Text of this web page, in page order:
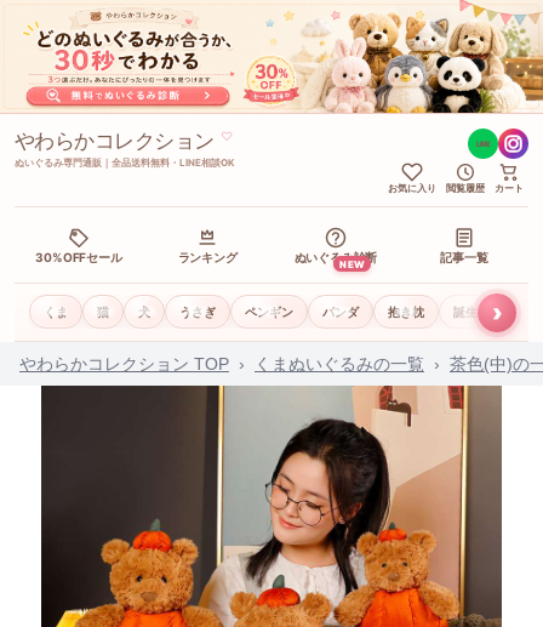
やわらかコレクション ♡
ぬいぐるみ専門通販｜全品送料無料・LINE相談OK
LINE
お気に入り 閲覧履歴 カート
30%OFFセール ランキング ぬいぐるみ診断
NEW 記事一覧
くま 猫 犬 うさぎ ペンギン パンダ 抱き枕 誕生日ギフト
›
やわらかコレクション TOP › くまぬいぐるみの一覧 › 茶色(中)の